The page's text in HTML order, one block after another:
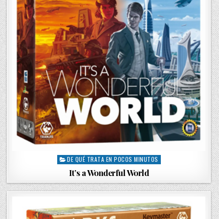
P
t
d
DE QUÉ TRATA EN POCOS MINUTOS
It’s a Wonderful World